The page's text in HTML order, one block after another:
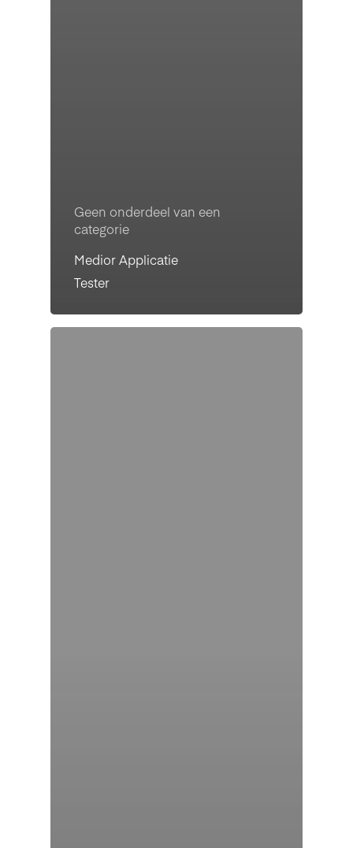
Geen onderdeel van een
categorie
Medior Applicatie
Tester